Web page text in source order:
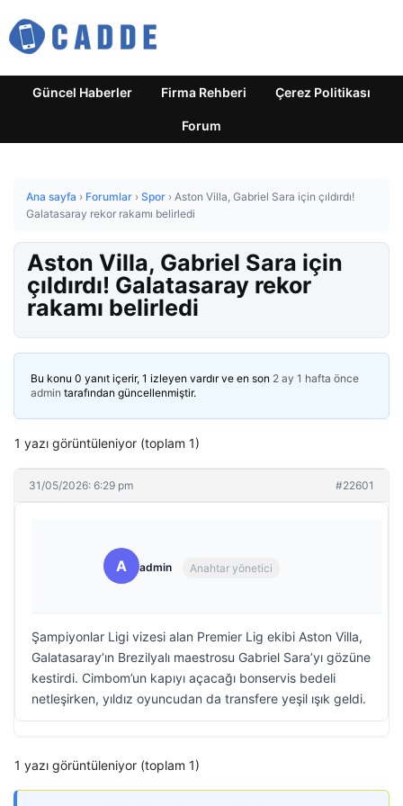
Güncel Haberler Firma Rehberi Çerez Politikası
Forum
Ana sayfa › Forumlar › Spor › Aston Villa, Gabriel Sara için çıldırdı!
Galatasaray rekor rakamı belirledi
Aston Villa, Gabriel Sara için
çıldırdı! Galatasaray rekor
rakamı belirledi
Bu konu 0 yanıt içerir, 1 izleyen vardır ve en son 2 ay 1 hafta önce
admin tarafından güncellenmiştir.
1 yazı görüntüleniyor (toplam 1)
31/05/2026: 6:29 pm #22601
A admin Anahtar yönetici
Şampiyonlar Ligi vizesi alan Premier Lig ekibi Aston Villa,
Galatasaray’ın Brezilyalı maestrosu Gabriel Sara’yı gözüne
kestirdi. Cimbom’un kapıyı açacağı bonservis bedeli
netleşirken, yıldız oyuncudan da transfere yeşil ışık geldi.
1 yazı görüntüleniyor (toplam 1)